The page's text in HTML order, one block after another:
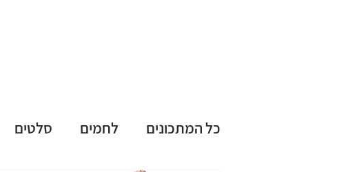
כל המתכונים לחמים סלטים